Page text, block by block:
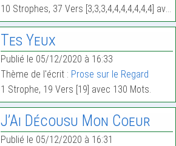
10 Strophes, 37 Vers [3,3,3,4,4,4,4,4,4,4] avec 361 Mots.
Tes Yeux
Publié le 05/12/2020 à 16:33
Thème de l'écrit : Prose sur le Regard
1 Strophe, 19 Vers [19] avec 130 Mots.
J’Ai Décousu Mon Coeur
Publié le 05/12/2020 à 16:31